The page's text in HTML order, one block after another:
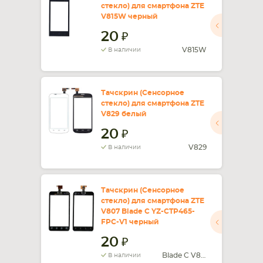
КОМПЛЕКТУЮЩИЕ
стекло) для смартфона ZTE
V815W черный
20
В наличии V815W
Тачскрин (Сенсорное
стекло) для смартфона ZTE
V829 белый
20
В наличии V829
Тачскрин (Сенсорное
стекло) для смартфона ZTE
V807 Blade C YZ-CTP465-
FPC-V1 черный
20
В наличии